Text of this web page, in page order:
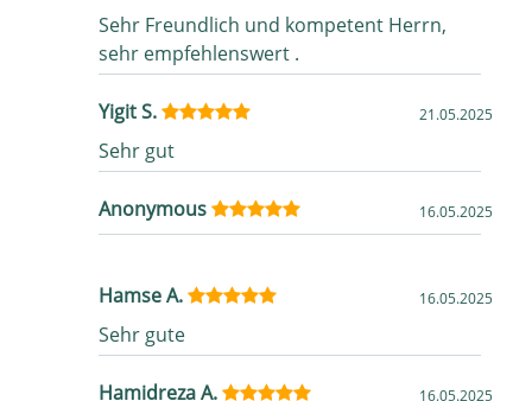
Sehr Freundlich und kompetent Herrn,
sehr empfehlenswert .
Yigit S. 21.05.2025
Sehr gut
Anonymous 16.05.2025
Hamse A. 16.05.2025
Sehr gute
Hamidreza A. 16.05.2025